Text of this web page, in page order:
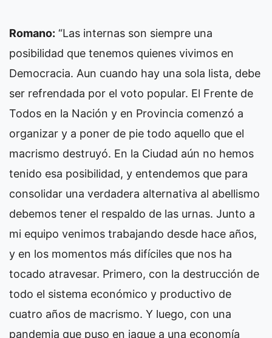
Romano: “Las internas son siempre una
posibilidad que tenemos quienes vivimos en
Democracia. Aun cuando hay una sola lista, debe
ser refrendada por el voto popular. El Frente de
Todos en la Nación y en Provincia comenzó a
organizar y a poner de pie todo aquello que el
macrismo destruyó. En la Ciudad aún no hemos
tenido esa posibilidad, y entendemos que para
consolidar una verdadera alternativa al abellismo
debemos tener el respaldo de las urnas. Junto a
mi equipo venimos trabajando desde hace años,
y en los momentos más difíciles que nos ha
tocado atravesar. Primero, con la destrucción de
todo el sistema económico y productivo de
cuatro años de macrismo. Y luego, con una
pandemia que puso en jaque a una economía